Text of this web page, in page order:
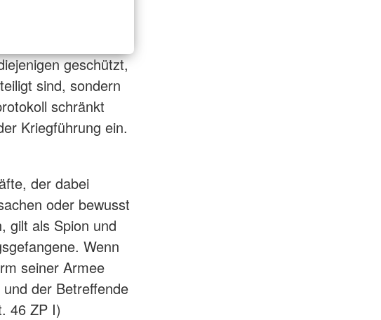
geschützt,
sind, sondern
schränkt
Kriegführung ein.
der dabei
oder bewusst
gilt als Spion und
Wenn
seiner Armee
der Betreffende
46 ZP I)